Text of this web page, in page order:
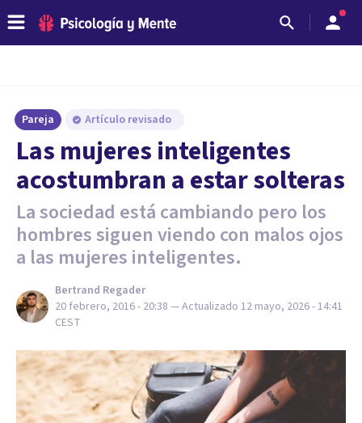
Pareja Artículo revisado
​Las mujeres inteligentes
acostumbran a estar solteras
La sociedad está cambiando pero los
hombres siguen viendo con malos ojos
a las mujeres inteligentes.
Bertrand Regader
20 febrero, 2016 - 20:38 — Actualizado 12 mayo, 2026 - 14:41
CEST